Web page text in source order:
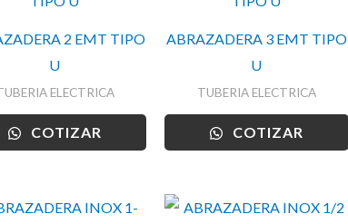
2 EMT TIPO
U
ELECTRICA
COTIZAR
ABRAZADERA 3 EMT TIPO
U
TUBERIA ELECTRICA
COTIZAR